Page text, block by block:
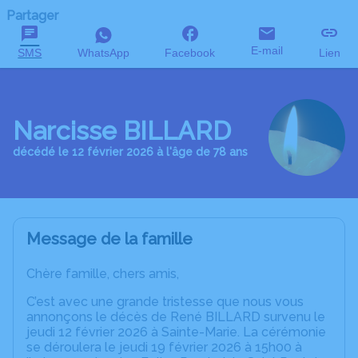
Partager
SMS WhatsApp Facebook E-mail Lien
Narcisse BILLARD
décédé le 12 février 2026 à l'âge de 78 ans
Message de la famille
Chère famille, chers amis,
C’est avec une grande tristesse que nous vous
annonçons le décès de René BILLARD survenu le
jeudi 12 février 2026 à Sainte-Marie. La cérémonie
se déroulera le jeudi 19 février 2026 à 15h00 à